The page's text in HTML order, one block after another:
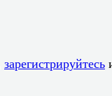
зарегистрируйтесь